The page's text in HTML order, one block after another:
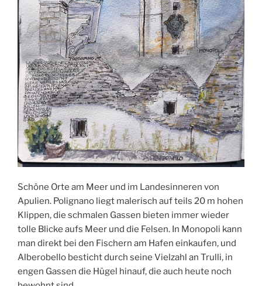
Schöne Orte am Meer und im Landesinneren von
Apulien. Polignano liegt malerisch auf teils 20 m hohen
Klippen, die schmalen Gassen bieten immer wieder
tolle Blicke aufs Meer und die Felsen. In Monopoli kann
man direkt bei den Fischern am Hafen einkaufen, und
Alberobello besticht durch seine Vielzahl an Trulli, in
engen Gassen die Hügel hinauf, die auch heute noch